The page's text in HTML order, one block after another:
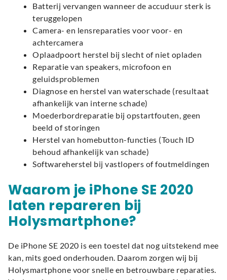
Batterij vervangen wanneer de accuduur sterk is
teruggelopen
Camera- en lensreparaties voor voor- en
achtercamera
Oplaadpoort herstel bij slecht of niet opladen
Reparatie van speakers, microfoon en
geluidsproblemen
Diagnose en herstel van waterschade (resultaat
afhankelijk van interne schade)
Moederbordreparatie bij opstartfouten, geen
beeld of storingen
Herstel van homebutton-functies (Touch ID
behoud afhankelijk van schade)
Softwareherstel bij vastlopers of foutmeldingen
Waarom je iPhone SE 2020
laten repareren bij
Holysmartphone?
De iPhone SE 2020 is een toestel dat nog uitstekend mee
kan, mits goed onderhouden. Daarom zorgen wij bij
Holysmartphone voor snelle en betrouwbare reparaties.